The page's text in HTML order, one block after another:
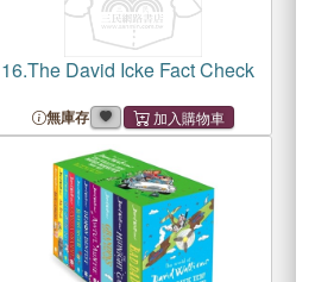
16.The David Icke Fact Check
無庫存